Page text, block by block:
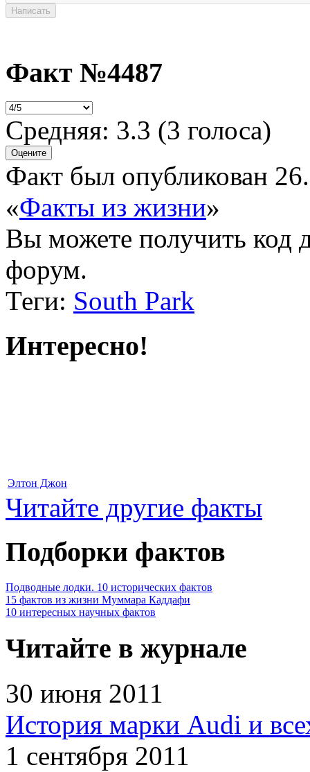
Факт №4487
Средняя: 3.3 (3 голоса)
Факт был опубликован
«Факты из жизни»
Вы можете получить код
форум.
Теги: South Park
Интересно!
Элтон Джон
Читайте другие факты
Подборки фактов
Подводные лодки. 10 исторических фактов
15 фактов из жизни Муммара Каддафи
10 интересных научных фактов
Читайте в журнале
30 июня 2011
История марки Audi и
1 сентября 2011